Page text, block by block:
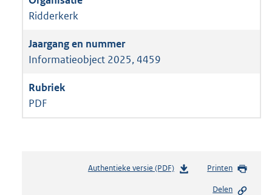
Ridderkerk
Informatieobject 2025, 4459
PDF
Authentieke versie (PDF)b
Printen
Delen